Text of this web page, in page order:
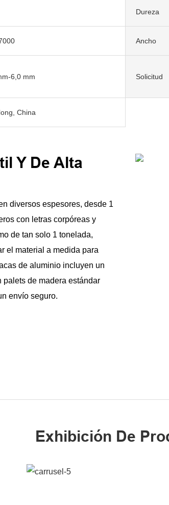
Dureza
Ancho
6,0 mm Solicitud
China
Y De Alta
diversos espesores, desde 1
con letras corpóreas y
de tan solo 1 tonelada,
el material a medida para
de aluminio incluyen un
de madera estándar
envío seguro.
Exhibición De